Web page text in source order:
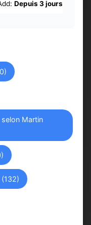
Depuis 3 jours
Martin